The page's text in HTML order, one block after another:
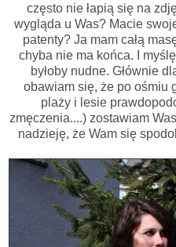
często nie łapią się na
wygląda u Was? Macie
patenty? Ja mam całą
chyba nie ma końca. I
byłoby nudne. Głównie
obawiam się, że po ośmiu
plaży i lesie
zmęczenia....) zostawiam
nadzieję, że Wam się